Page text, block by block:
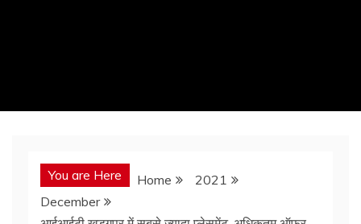
You are Here Home
2021
December